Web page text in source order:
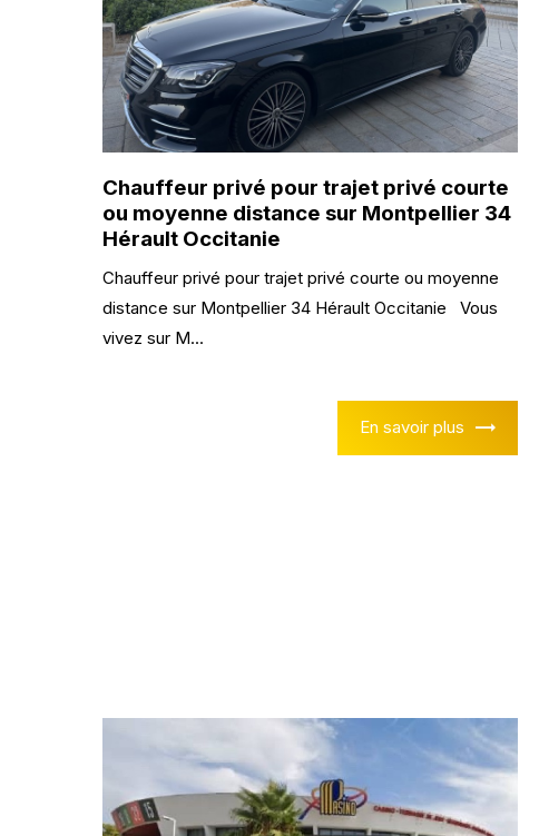
Chauffeur privé pour trajet privé courte
ou moyenne distance sur Montpellier 34
Hérault Occitanie
Chauffeur privé pour trajet privé courte ou moyenne
distance sur Montpellier 34 Hérault Occitanie Vous
vivez sur M...
En savoir plus